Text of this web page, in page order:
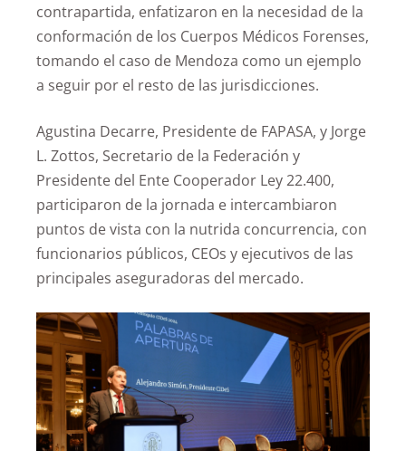
contrapartida, enfatizaron en la necesidad de la
conformación de los Cuerpos Médicos Forenses,
tomando el caso de Mendoza como un ejemplo
a seguir por el resto de las jurisdicciones.
Agustina Decarre, Presidente de FAPASA, y Jorge
L. Zottos, Secretario de la Federación y
Presidente del Ente Cooperador Ley 22.400,
participaron de la jornada e intercambiaron
puntos de vista con la nutrida concurrencia, con
funcionarios públicos, CEOs y ejecutivos de las
principales aseguradoras del mercado.